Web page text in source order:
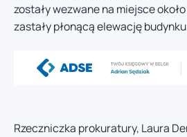
zostały wezwane na miejsce
zastały płonącą elewację
Rzeczniczka prokuratury, Laura